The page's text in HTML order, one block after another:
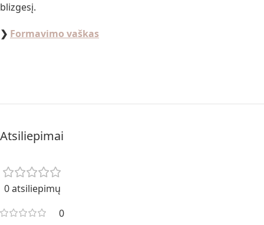
blizgesį.
❯ Formavimo vaškas
Atsiliepimai
0 atsiliepimų
0